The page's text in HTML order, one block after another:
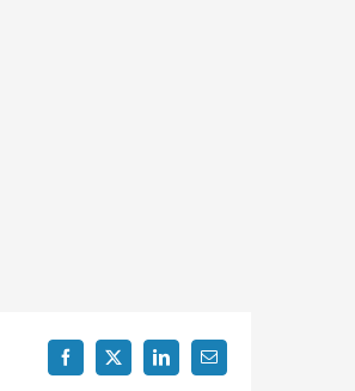
Facebook
X LinkedInCorreo
electrónico